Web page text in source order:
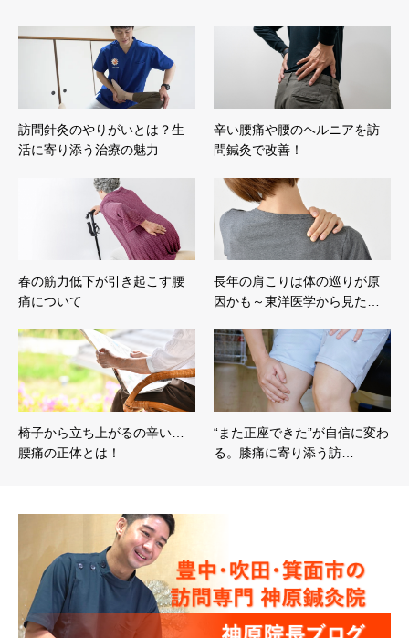
訪問針灸のやりがいとは？生
活に寄り添う治療の魅力
辛い腰痛や腰のヘルニアを訪
問鍼灸で改善！
春の筋力低下が引き起こす腰
痛について
長年の肩こりは体の巡りが原
因かも～東洋医学から見た…
椅子から立ち上がるの辛い…
腰痛の正体とは！
“また正座できた”が自信に変わ
る。膝痛に寄り添う訪…